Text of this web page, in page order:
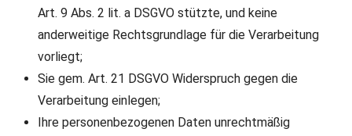
Art. 9 Abs. 2 lit. a DSGVO stützte, und keine
anderweitige Rechtsgrundlage für die Verarbeitung
vorliegt;
Sie gem. Art. 21 DSGVO Widerspruch gegen die
Verarbeitung einlegen;
Ihre personenbezogenen Daten unrechtmäßig